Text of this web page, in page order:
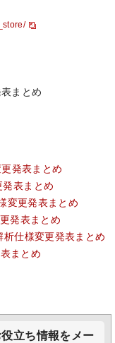
まとめ
発表まとめ
表まとめ
変更発表まとめ
発表まとめ
仕様変更発表まとめ
まとめ
立ち情報をメー